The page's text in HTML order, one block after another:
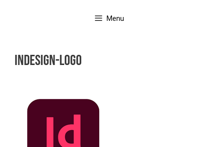
Menu
indesign-logo